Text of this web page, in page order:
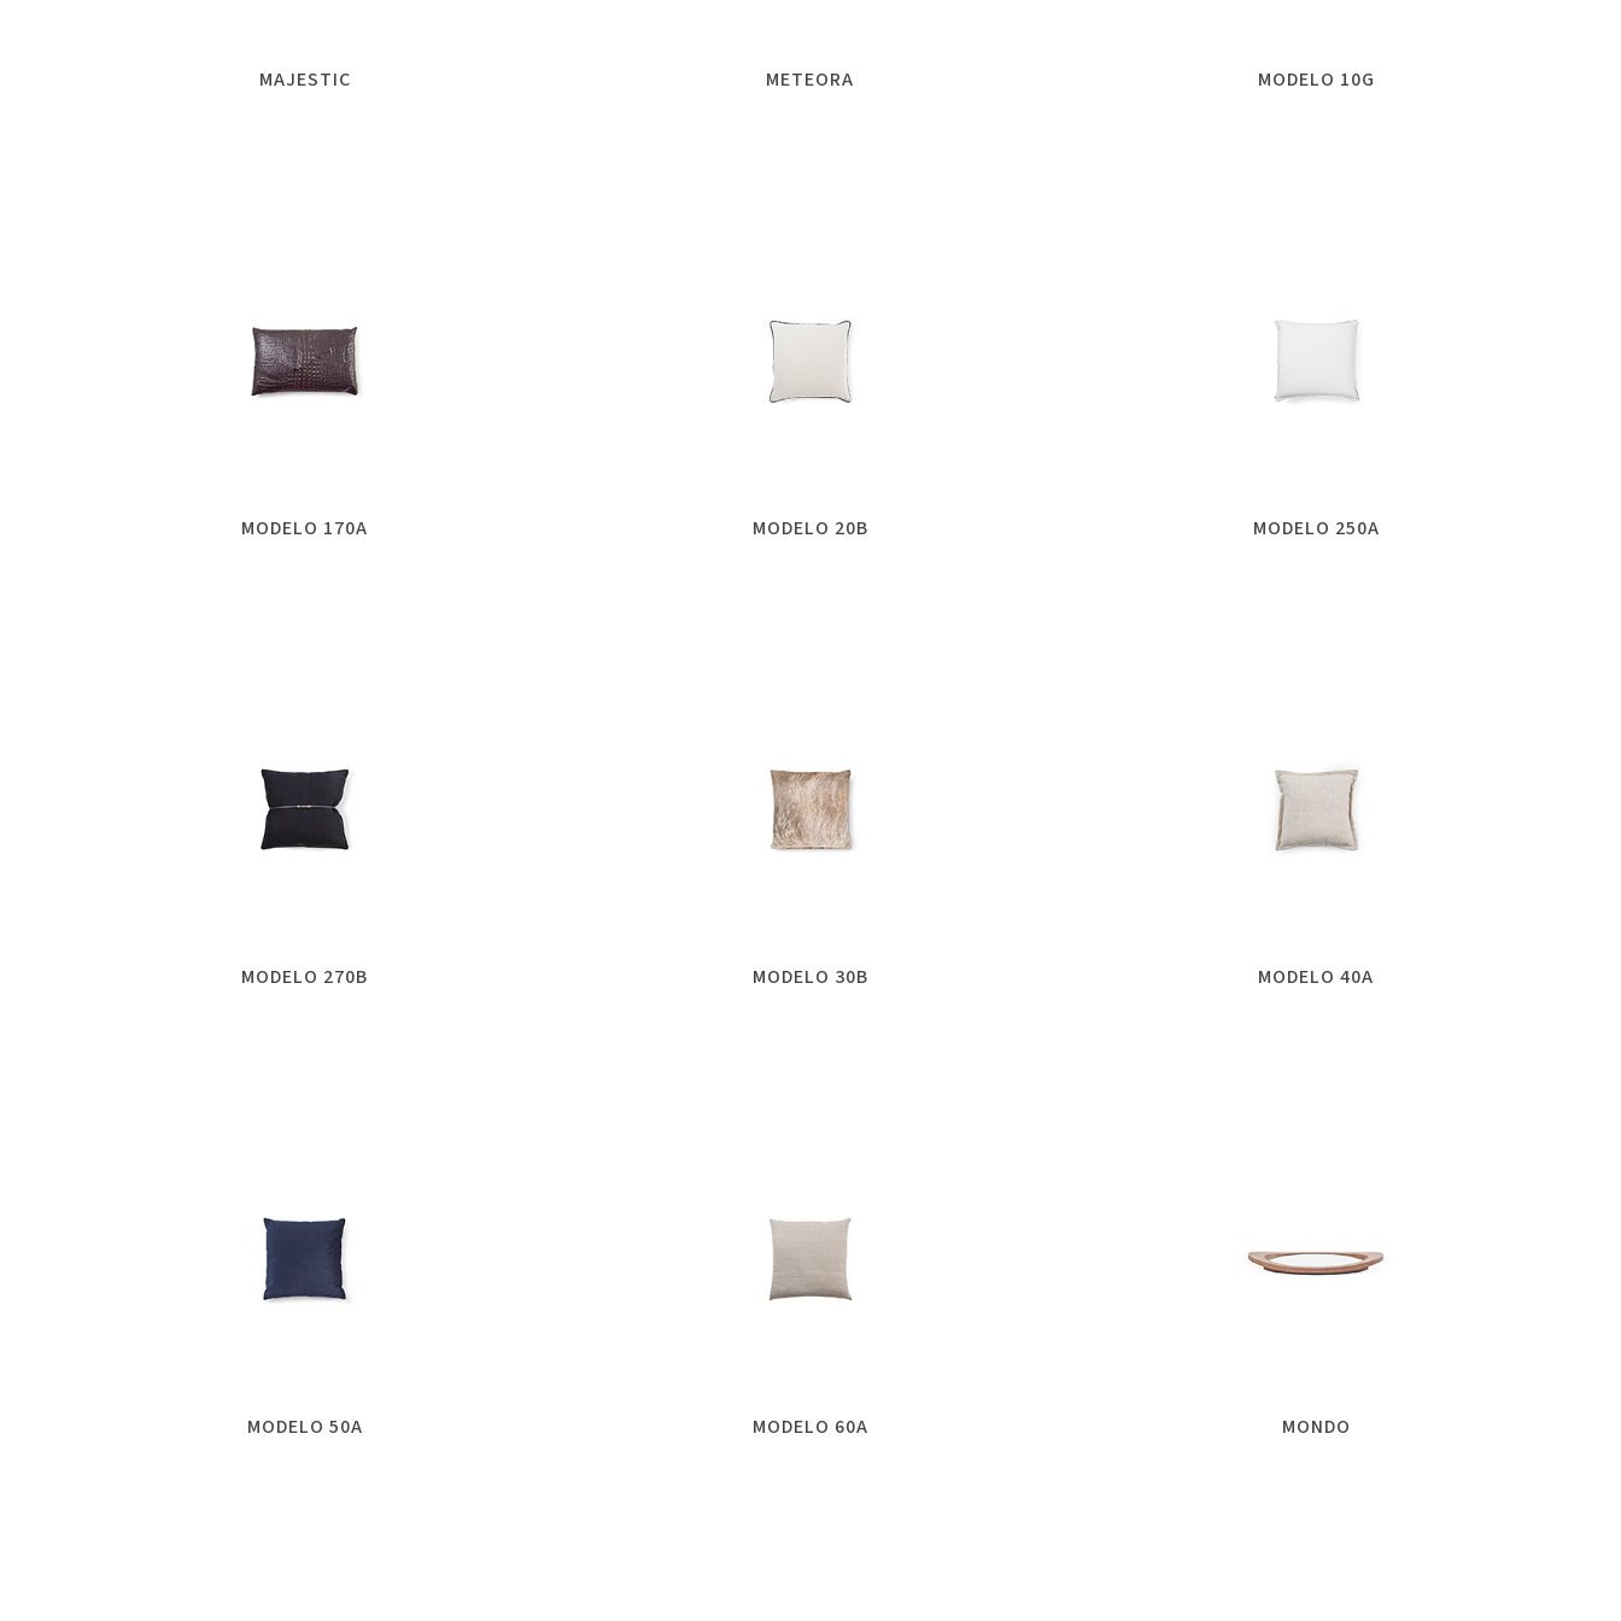
MAJESTIC METEORA MODELO 10G
MODELO 170A MODELO 20B MODELO 250A
MODELO 270B MODELO 30B MODELO 40A
MODELO 50A MODELO 60A MONDO